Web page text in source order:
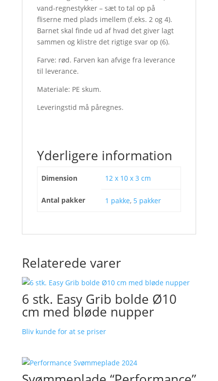
vand-regnestykker – sæt to tal op på
fliserne med plads imellem (f.eks. 2 og 4).
Barnet skal finde ud af hvad det giver lagt
sammen og klistre det rigtige svar op (6).
Farve: rød. Farven kan afvige fra leverance
til leverance.
Materiale: PE skum.
Leveringstid må påregnes.
Yderligere information
Dimension 12 x 10 x 3 cm
Antal pakker 1 pakke, 5 pakker
Relaterede varer
6 stk. Easy Grib bolde Ø10
cm med bløde nupper
Bliv kunde for at se priser